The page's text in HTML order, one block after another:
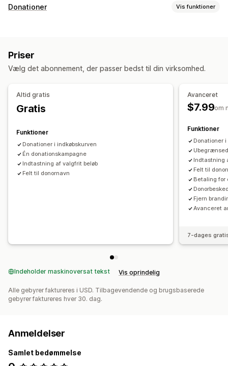
Donationer Vis funktioner
Landingssider
Priser
Vælg det abonnement, der passer bedst til din virksomhed.
Altid gratis
Gratis
Funktioner
Donationer i indkøbskurven
Én donationskampagne
Indtastning af valgfrit beløb
Felt til donornavn
Avanceret
$7.99om
Funktioner
Donationer
Indtastning
Felt til
Betaling for
Fjern
Avanceret
7-dages
Indeholder maskinoversat tekst Vis oprindelig
Alle gebyrer faktureres i USD. Tilbagevendende og brugsbaserede
gebyrer faktureres hver 30. dag.
Anmeldelser
Samlet bedømmelse